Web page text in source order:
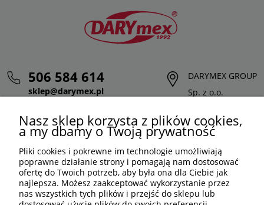
506 584 614
sklep@darymex.pl
DARYMEX GROUP
Sp. z o.o.
32-620 Brzeszcze
Nasz sklep korzysta z plików cookies,
a my dbamy o Twoją prywatność
Pliki cookies i pokrewne im technologie umożliwiają
poprawne działanie strony i pomagają nam dostosować
ofertę do Twoich potrzeb, aby była ona dla Ciebie jak
najlepsza. Możesz zaakceptować wykorzystanie przez
nas wszystkich tych plików i przejść do sklepu lub